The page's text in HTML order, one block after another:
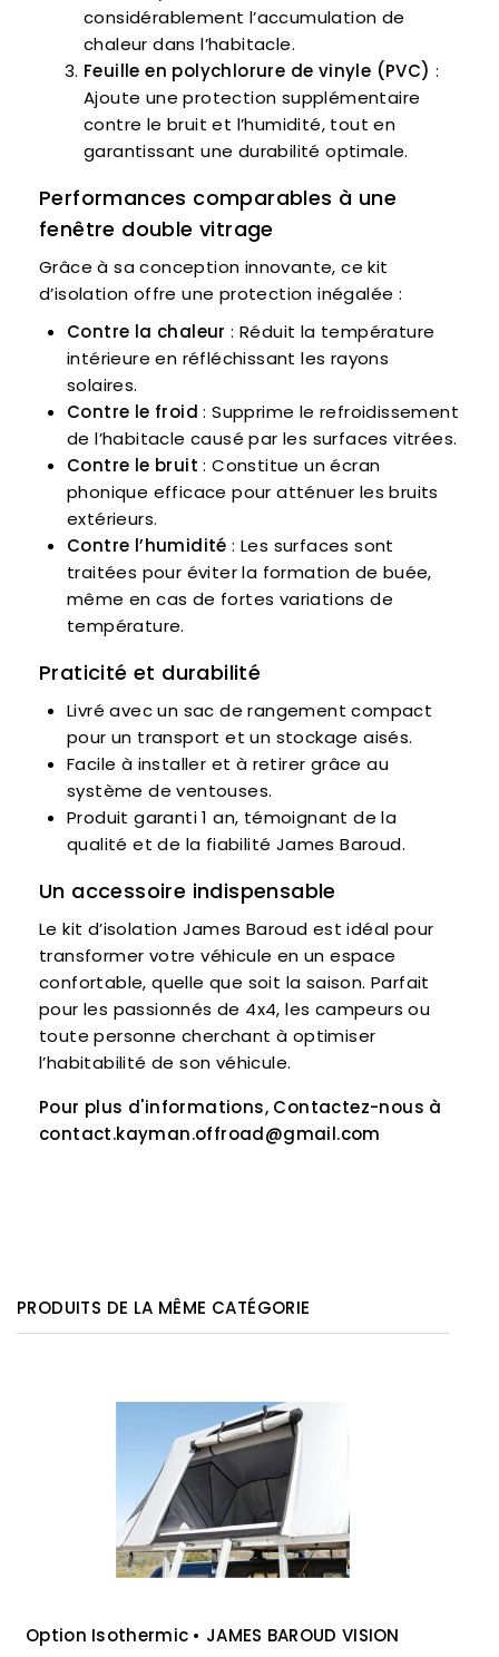
considérablement l’accumulation de
chaleur dans l’habitacle.
Feuille en polychlorure de vinyle (PVC) :
Ajoute une protection supplémentaire
contre le bruit et l’humidité, tout en
garantissant une durabilité optimale.
Performances comparables à une
fenêtre double vitrage
Grâce à sa conception innovante, ce kit
d’isolation offre une protection inégalée :
Contre la chaleur : Réduit la température
intérieure en réfléchissant les rayons
solaires.
Contre le froid : Supprime le refroidissement
de l’habitacle causé par les surfaces vitrées.
Contre le bruit : Constitue un écran
phonique efficace pour atténuer les bruits
extérieurs.
Contre l’humidité : Les surfaces sont
traitées pour éviter la formation de buée,
même en cas de fortes variations de
température.
Praticité et durabilité
Livré avec un sac de rangement compact
pour un transport et un stockage aisés.
Facile à installer et à retirer grâce au
système de ventouses.
Produit garanti 1 an, témoignant de la
qualité et de la fiabilité James Baroud.
Un accessoire indispensable
Le kit d’isolation James Baroud est idéal pour
transformer votre véhicule en un espace
confortable, quelle que soit la saison. Parfait
pour les passionnés de 4x4, les campeurs ou
toute personne cherchant à optimiser
l’habitabilité de son véhicule.
Pour plus d'informations, Contactez-nous à
contact.kayman.offroad@gmail.com
PRODUITS DE LA MÊME CATÉGORIE
Option Isothermic • JAMES BAROUD VISION